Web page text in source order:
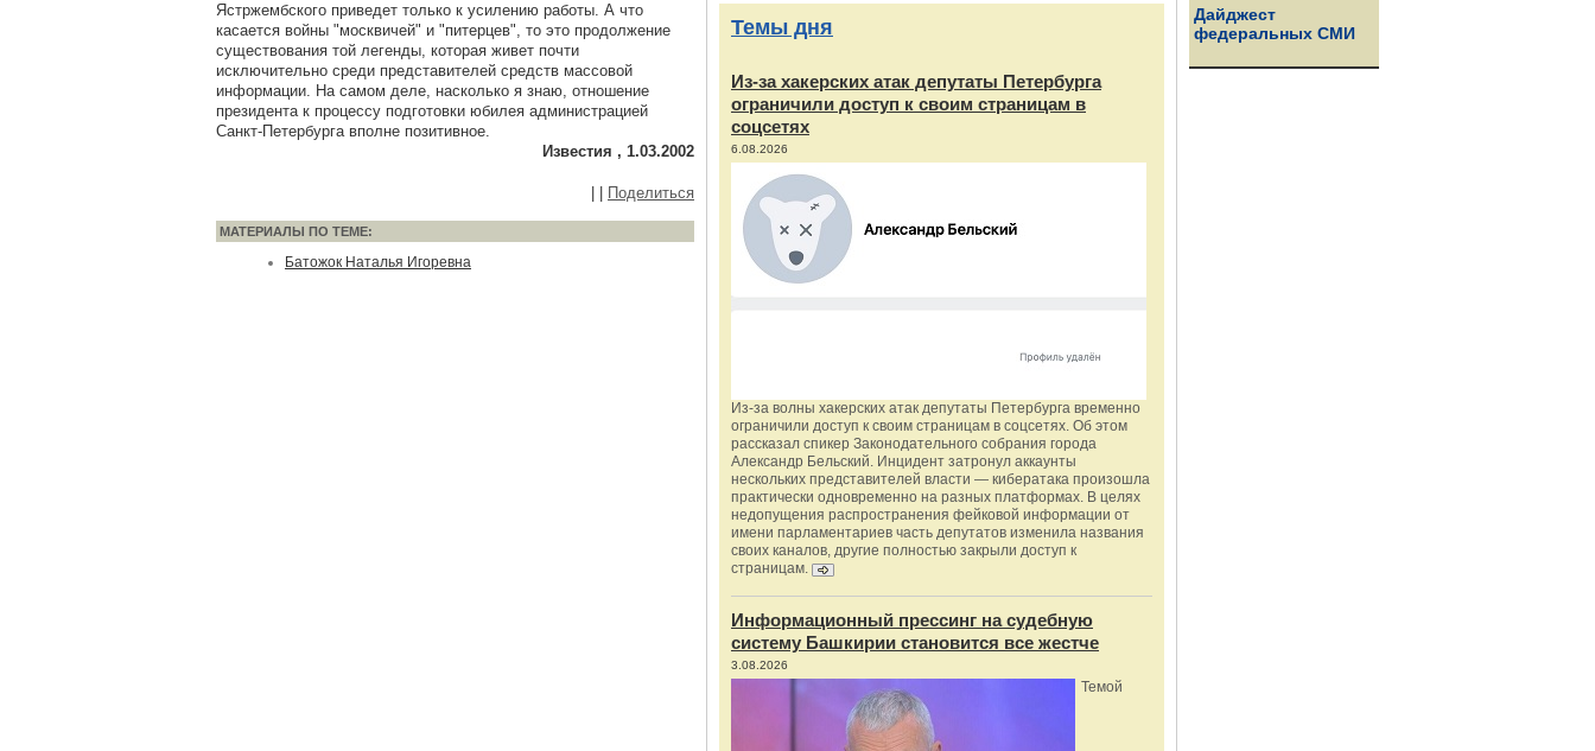
Ястржембского приведет только к усилению работы. А что
касается войны "москвичей" и "питерцев", то это продолжение
существования той легенды, которая живет почти
исключительно среди представителей средств массовой
информации. На самом деле, насколько я знаю, отношение
президента к процессу подготовки юбилея администрацией
Санкт-Петербурга вполне позитивное.
Известия , 1.03.2002
Поделиться
МАТЕРИАЛЫ ПО ТЕМЕ:
Батожок Наталья Игоревна
Темы дня
Из‑за хакерских атак депутаты Петербурга
ограничили доступ к своим страницам в
соцсетях
6.08.2026
Из‑за волны хакерских атак депутаты Петербурга временно
ограничили доступ к своим страницам в соцсетях. Об этом
рассказал спикер Законодательного собрания города
Александр Бельский. Инцидент затронул аккаунты
нескольких представителей власти — кибератака произошла
практически одновременно на разных платформах. В целях
недопущения распространения фейковой информации от
имени парламентариев часть депутатов изменила названия
своих каналов, другие полностью закрыли доступ к
страницам.
Информационный прессинг на судебную
систему Башкирии становится все жестче
3.08.2026
Темой
Дайджест
федеральных СМИ